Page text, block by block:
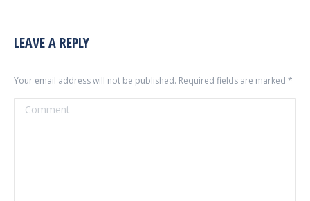
LEAVE A REPLY
Your email address will not be published. Required fields are marked *
Comment